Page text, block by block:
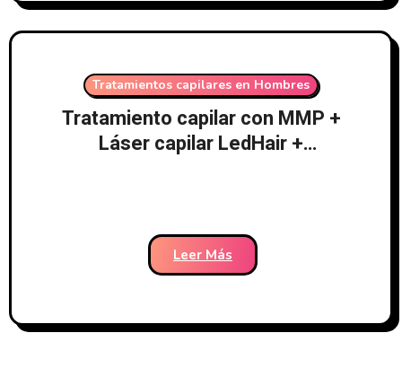
Tratamientos capilares en Hombres
Tratamiento capilar con MMP +
Láser capilar LedHair +
Leer Más